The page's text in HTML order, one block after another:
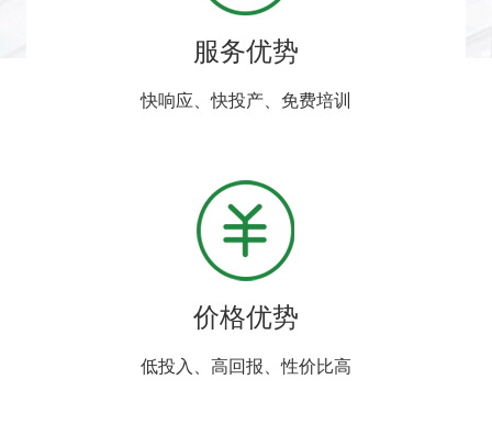
服务优势
快响应、快投产、免费培训
价格优势
低投入、高回报、性价比高